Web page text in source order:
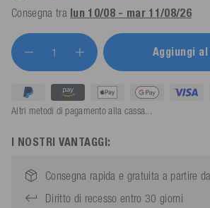
Consegna tra lun 10/08 - mar 11/08/26
Aggiungi
Altri metodi di pagamento alla cassa...
I NOSTRI VANTAGGI:
Consegna rapida e gratuita a partire
Diritto di recesso entro 30 giorni